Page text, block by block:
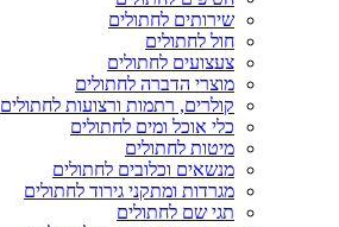
שירותים לחתולים
חול לחתולים
צעצועים לחתולים
מוצרי הדברה לחתולים
קולרים, רתמות ורצועות לחתולים
כלי אוכל ומים לחתולים
מיטות לחתולים
מנשאים וכלובים לחתולים
מגרדות ומתקני גירוד לחתולים
תגי שם לחתולים